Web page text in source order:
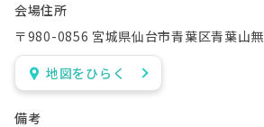
会場住所
〒980-0856 宮城県仙台市青葉区青葉山
地図をひらく
備考